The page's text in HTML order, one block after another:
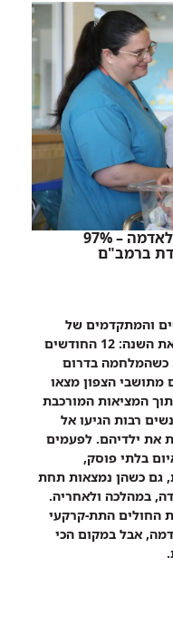
למרות המלחמה והלידה מתחת לאדמה – 97%
והמתקדמים של
רמב"ם, היולדות של 2024 מסכמות את השנה: 12 החודשים
כשהמלחמה בדרום
מתושבי הצפון מצאו
המציאות המורכבת
רבות הגיעו אל
את ילדיהם. לפעמים
בלתי פוסק,
גם כשהן נמצאות תחת
במהלכה ולאחריה.
החולים התת-קרקעי
אבל במקום הכי